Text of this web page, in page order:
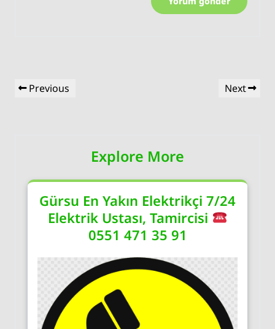
Yazı
gezinmesi
Previous
Previous
Next
Next
Explore More
Gürsu En Yakın Elektrikçi 7/24
Elektrik Ustası, Tamircisi
0551 471 35 91